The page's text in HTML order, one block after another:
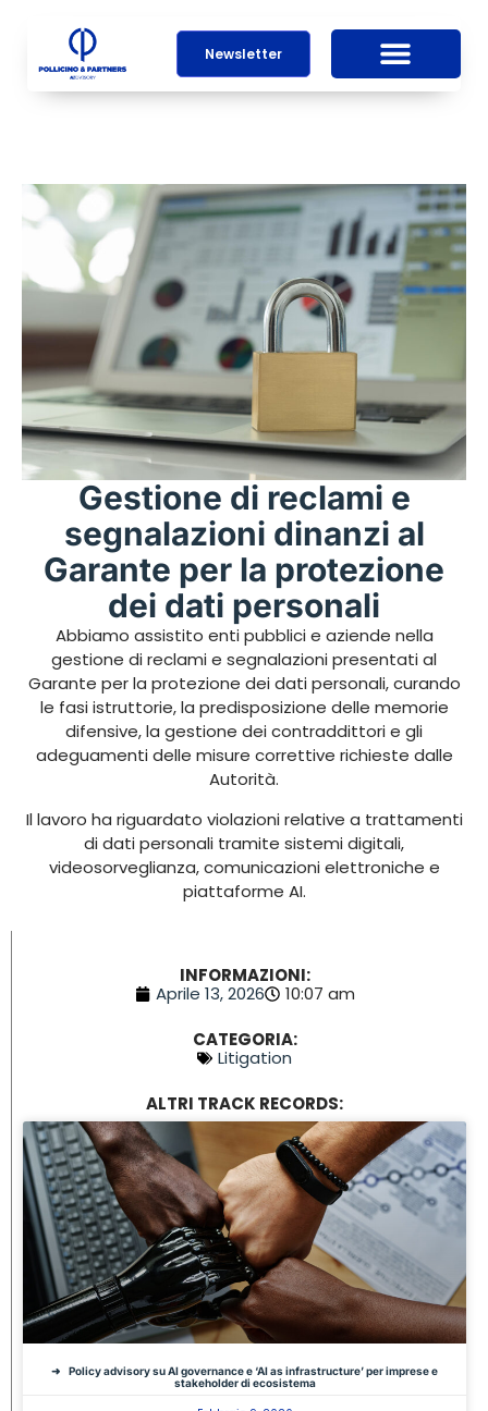
Newsletter
Gestione di reclami e
segnalazioni dinanzi al
Garante per la protezione
dei dati personali
Abbiamo assistito enti pubblici e aziende nella
gestione di reclami e segnalazioni presentati al
Garante per la protezione dei dati personali, curando
le fasi istruttorie, la predisposizione delle memorie
difensive, la gestione dei contraddittori e gli
adeguamenti delle misure correttive richieste dalle
Autorità.
Il lavoro ha riguardato violazioni relative a trattamenti
di dati personali tramite sistemi digitali,
videosorveglianza, comunicazioni elettroniche e
piattaforme AI.
INFORMAZIONI:
Aprile 13, 2026
10:07 am
CATEGORIA:
Litigation
ALTRI TRACK RECORDS:
Policy advisory su AI governance e ‘AI as infrastructure’ per imprese e
stakeholder di ecosistema